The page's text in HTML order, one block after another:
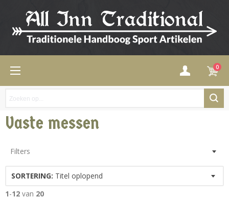
0
Vaste messen
Filters
SORTERING: Titel oplopend
1-12 van 20